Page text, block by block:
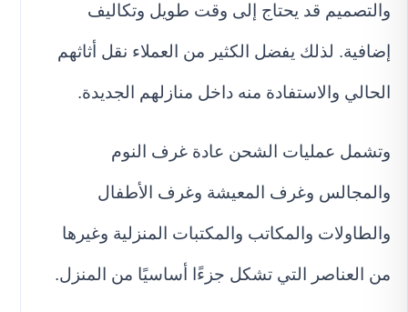
والتصميم قد يحتاج إلى وقت طويل وتكاليف
إضافية. لذلك يفضل الكثير من العملاء نقل أثاثهم
الحالي والاستفادة منه داخل منازلهم الجديدة.
وتشمل عمليات الشحن عادة غرف النوم
والمجالس وغرف المعيشة وغرف الأطفال
والطاولات والمكاتب والمكتبات المنزلية وغيرها
من العناصر التي تشكل جزءًا أساسيًا من المنزل.